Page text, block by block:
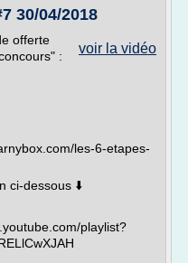
30/04/2018
voir la vidéo
offerte
:
les-6-etapes-
ci-dessous ⬇️
playlist?